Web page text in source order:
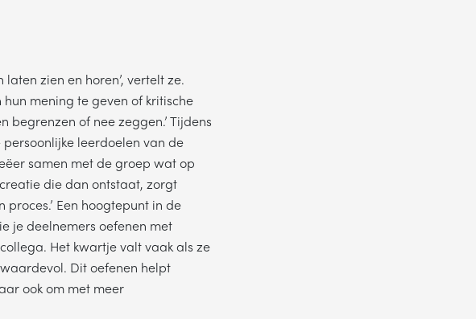
zien en horen’, vertelt ze.
mening te geven of kritische
begrenzen of nee zeggen.’ Tijdens
leerdoelen van de
samen met de groep wat op
die dan ontstaat, zorgt
Een hoogtepunt in de
je deelnemers oefenen met
Het kwartje valt vaak als ze
Dit oefenen helpt
ook om met meer